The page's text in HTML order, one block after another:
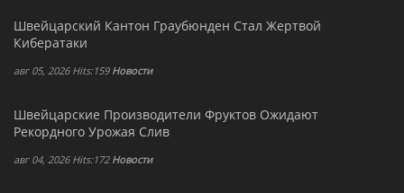
Швейцарский Кантон Граубюнден Стал Жертвой
Кибератаки
авг 05, 2026 Hits:159 Новости
Швейцарские Производители Фруктов Ожидают
Рекордного Урожая Слив
авг 04, 2026 Hits:172 Новости